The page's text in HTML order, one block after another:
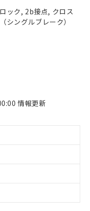
ック, 2b接点, クロス
シングルブレーク）
情報更新